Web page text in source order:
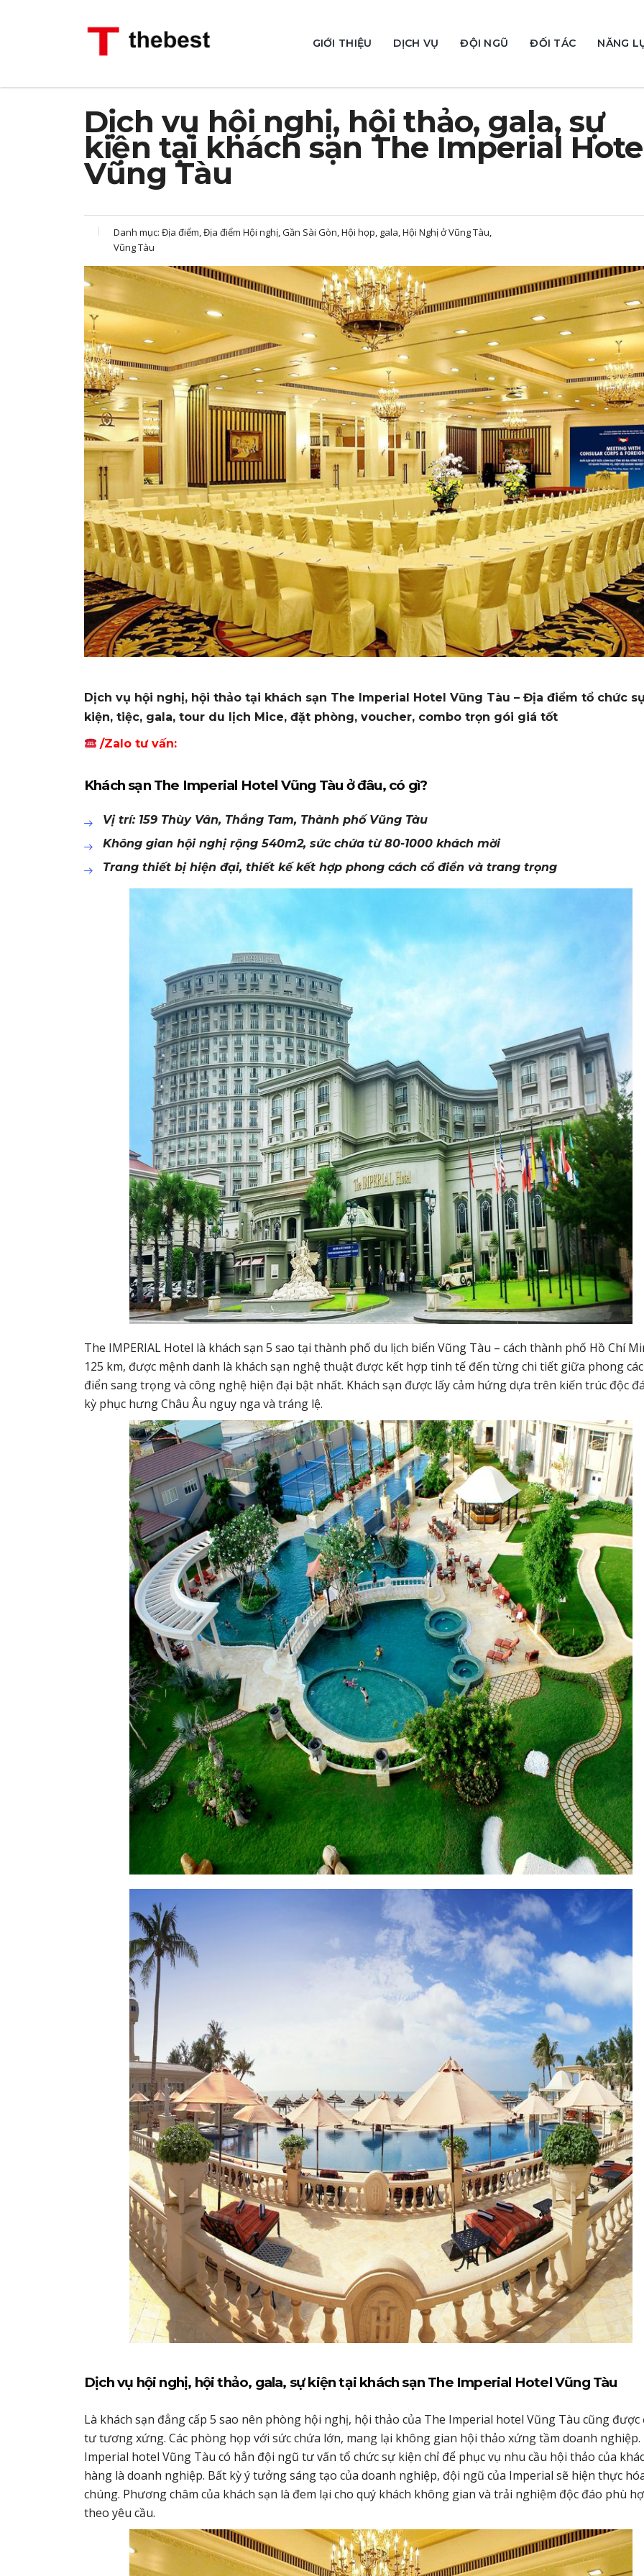
GIỚI THIỆU DỊCH VỤ ĐỘI NGŨ ĐỐI TÁC NĂNG
Dịch vụ hội nghị, hội thảo, gala, sự
kiện tại khách sạn The Imperial
Vũng Tàu
Danh mục: Địa điểm, Địa điểm Hội nghị, Gần Sài Gòn, Hội họp, gala, Hội Nghị ở Vũng Tàu,
Vũng Tàu
Dịch vụ hội nghị, hội thảo tại khách sạn The Imperial Hotel Vũng Tàu – Địa điểm tổ chức
kiện, tiệc, gala, tour du lịch Mice, đặt phòng, voucher, combo trọn gói giá tốt
/Zalo tư vấn:
Khách sạn The Imperial Hotel Vũng Tàu ở đâu, có gì?
Vị trí: 159 Thùy Vân, Thắng Tam, Thành phố Vũng Tàu
Không gian hội nghị rộng 540m2, sức chứa từ 80-1000 khách mời
Trang thiết bị hiện đại, thiết kế kết hợp phong cách cổ điển và trang trọng
The IMPERIAL Hotel là khách sạn 5 sao tại thành phố du lịch biển Vũng Tàu – cách thành phố Hồ Chí
125 km, được mệnh danh là khách sạn nghệ thuật được kết hợp tinh tế đến từng chi tiết giữa phong
điển sang trọng và công nghệ hiện đại bật nhất. Khách sạn được lấy cảm hứng dựa trên kiến trúc độc
kỳ phục hưng Châu Âu nguy nga và tráng lệ.
Dịch vụ hội nghị, hội thảo, gala, sự kiện tại khách sạn The Imperial Hotel Vũng Tàu
Là khách sạn đẳng cấp 5 sao nên phòng hội nghị, hội thảo của The Imperial hotel Vũng Tàu cũng được
tư tương xứng. Các phòng họp với sức chứa lớn, mang lại không gian hội thảo xứng tầm doanh nghiệp.
Imperial hotel Vũng Tàu có hẳn đội ngũ tư vấn tổ chức sự kiện chỉ để phục vụ nhu cầu hội thảo của
hàng là doanh nghiệp. Bất kỳ ý tưởng sáng tạo của doanh nghiệp, đội ngũ của Imperial sẽ hiện thực
chúng. Phương châm của khách sạn là đem lại cho quý khách không gian và trải nghiệm độc đáo phù
theo yêu cầu.